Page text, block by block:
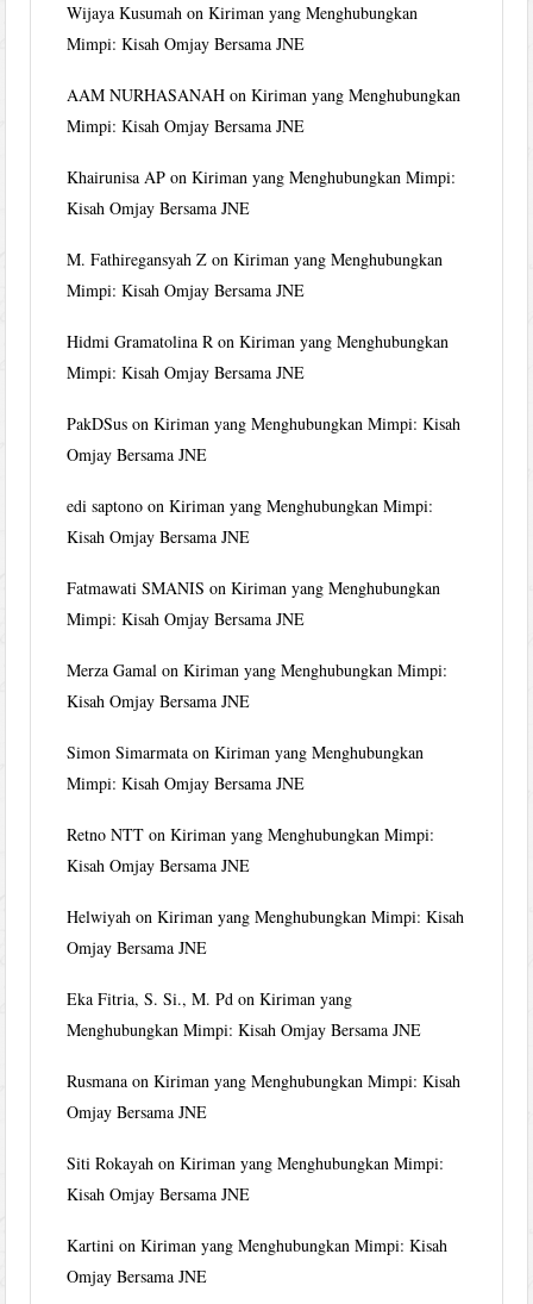
Wijaya Kusumah onKiriman yang Menghubungkan
Mimpi: Kisah Omjay Bersama JNE
AAM NURHASANAH onKiriman yang Menghubungkan
Mimpi: Kisah Omjay Bersama JNE
Khairunisa AP onKiriman yang Menghubungkan Mimpi:
Kisah Omjay Bersama JNE
M. Fathiregansyah Z onKiriman yang Menghubungkan
Mimpi: Kisah Omjay Bersama JNE
Hidmi Gramatolina R onKiriman yang Menghubungkan
Mimpi: Kisah Omjay Bersama JNE
PakDSus onKiriman yang Menghubungkan Mimpi: Kisah
Omjay Bersama JNE
edi saptono onKiriman yang Menghubungkan Mimpi:
Kisah Omjay Bersama JNE
Fatmawati SMANIS onKiriman yang Menghubungkan
Mimpi: Kisah Omjay Bersama JNE
Merza Gamal onKiriman yang Menghubungkan Mimpi:
Kisah Omjay Bersama JNE
Simon Simarmata onKiriman yang Menghubungkan
Mimpi: Kisah Omjay Bersama JNE
Retno NTT onKiriman yang Menghubungkan Mimpi:
Kisah Omjay Bersama JNE
Helwiyah onKiriman yang Menghubungkan Mimpi: Kisah
Omjay Bersama JNE
Eka Fitria, S. Si., M. Pd onKiriman yang
Menghubungkan Mimpi: Kisah Omjay Bersama JNE
Rusmana onKiriman yang Menghubungkan Mimpi: Kisah
Omjay Bersama JNE
Siti Rokayah onKiriman yang Menghubungkan Mimpi:
Kisah Omjay Bersama JNE
Kartini onKiriman yang Menghubungkan Mimpi: Kisah
Omjay Bersama JNE